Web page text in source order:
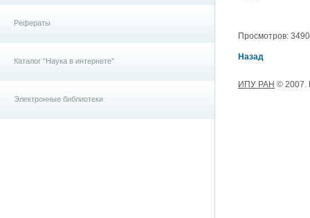
Рефераты
Каталог "Наука в интернете"
Электронные библиотеки
Просмотров:
Назад
ИПУ РАН © 2007.